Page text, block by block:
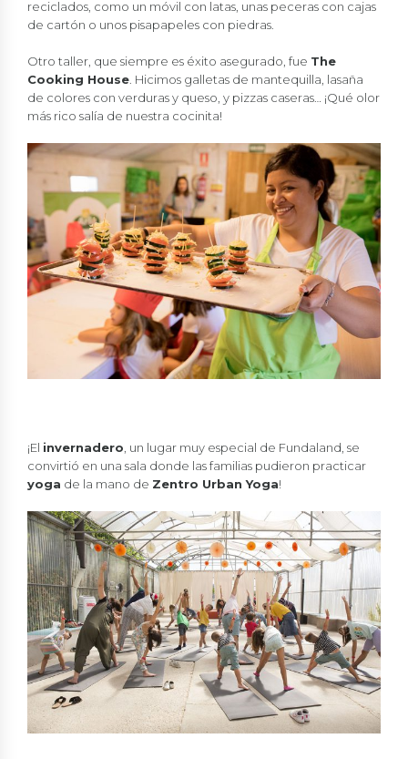
reciclados, como un móvil con latas, unas peceras con cajas
de cartón o unos pisapapeles con piedras.
Otro taller, que siempre es éxito asegurado, fue The
Cooking House . Hicimos galletas de mantequilla, lasaña
de colores con verduras y queso, y pizzas caseras… ¡Qué olor
más rico salía de nuestra cocinita!
¡El invernadero , un lugar muy especial de Fundaland, se
convirtió en una sala donde las familias pudieron practicar
yoga de la mano de Zentro Urban Yoga!